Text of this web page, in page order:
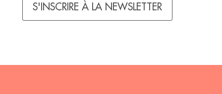
S'INSCRIRE À LA NEWSLETTER